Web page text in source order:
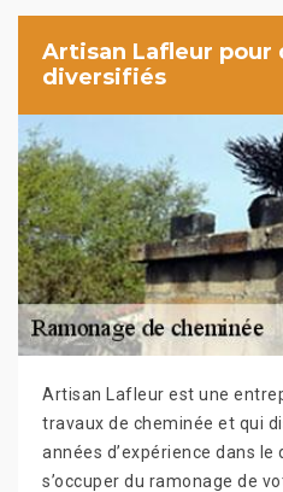
Artisan Lafleur pour
diversifiés
Artisan Lafleur est une
travaux de cheminée et qui
années d’expérience dans
s’occuper du ramonage de